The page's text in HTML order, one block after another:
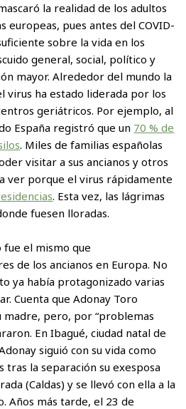
la realidad de los adultos
europeas, pues antes del COVID-
sobre la vida en los
general, social, político y
mayor. Alrededor del mundo la
virus ha estado liderada por los
geriátricos. Por ejemplo, al
España registró que un 70 % de
. Miles de familias españolas
visitar a sus ancianos y otros
ver porque el virus rápidamente
. Esta vez, las lágrimas
fuesen lloradas.
fue el mismo que
de los ancianos en Europa. No
ya había protagonizado varias
Cuenta que Adonay Toro
madre, pero, por “problemas
En Ibagué, ciudad natal de
siguió con su vida como
la separación su exesposa
(Caldas) y se llevó con ella a la
Años más tarde, el 23 de